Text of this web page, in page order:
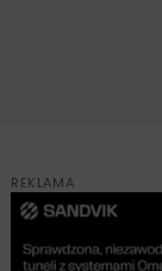
REKLAMA